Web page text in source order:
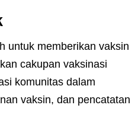
untuk memberikan vaksin
cakupan vaksinasi
komunitas dalam
vaksin, dan pencatatan